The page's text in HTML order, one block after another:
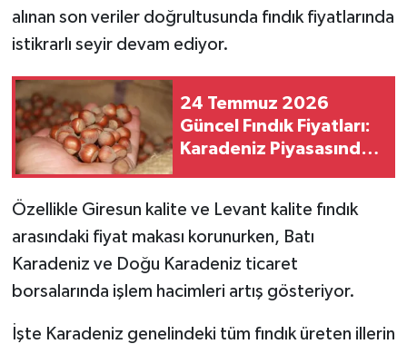
alınan son veriler doğrultusunda fındık fiyatlarında
istikrarlı seyir devam ediyor.
24 Temmuz 2026
Güncel Fındık Fiyatları:
Karadeniz Piyasasında
Özellikle Giresun kalite ve Levant kalite fındık
arasındaki fiyat makası korunurken, Batı
Karadeniz ve Doğu Karadeniz ticaret
borsalarında işlem hacimleri artış gösteriyor.
İşte Karadeniz genelindeki tüm fındık üreten illerin